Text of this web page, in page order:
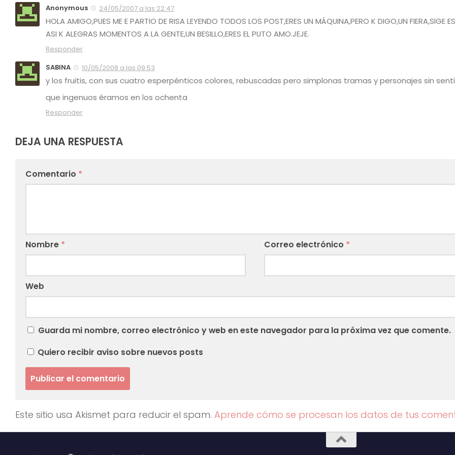
Anonymous
24/05/2007 a las 22:47
HOLA AMIGO,PUES ME E PARTIO DE RISA LEYENDO TODOS LOS POST,ERES UN MÁQUINA,PERO K DIGO,UN FIERA,SIGE
ASI K ALEGRAS MOMENTOS A LA GENTE,UN BESILLO,ERES EL PUTO AMO.JEJE.
Responder
SABINA
10/05/2008 a las 09:53
y los fruitis, con sus cuatro esperpénticos colores, rebuscadas pero simplonas tramas y personajes sin
que ingenuos éramos en los ochenta
Responder
DEJA UNA RESPUESTA
Comentario *
Nombre * Correo electrónico *
Web
Guarda mi nombre, correo electrónico y web en este navegador para la próxima vez que comente.
Quiero recibir aviso sobre nuevos posts
Este sitio usa Akismet para reducir el spam. Aprende cómo se procesan los datos de tus